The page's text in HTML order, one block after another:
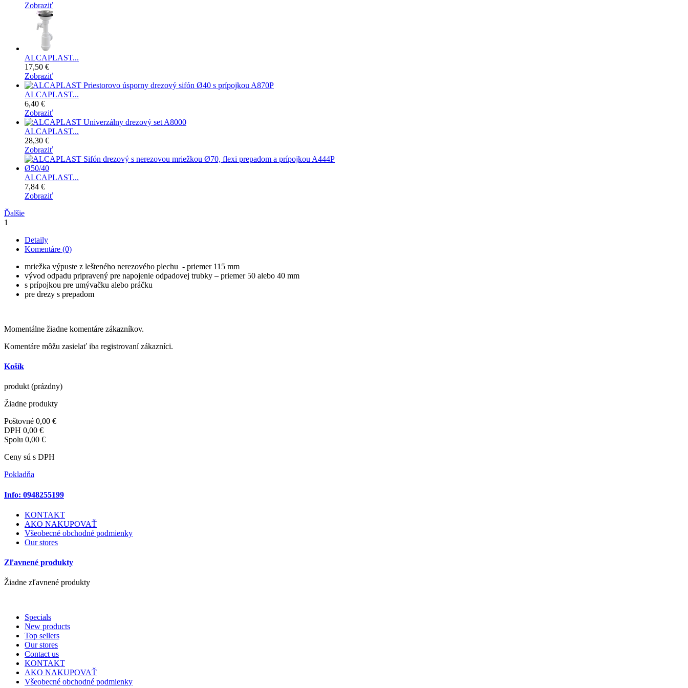
Zobraziť
ALCAPLAST...
17,50 €
Zobraziť
ALCAPLAST...
6,40 €
Zobraziť
ALCAPLAST...
28,30 €
Zobraziť
ALCAPLAST...
7,84 €
Zobraziť
Ďalšie
1
Detaily
Komentáre (0)
mriežka výpuste z lešteného nerezového plechu - priemer 115 mm
vývod odpadu pripravený pre napojenie odpadovej trubky – priemer 50 alebo 40 mm
s prípojkou pre umývačku alebo práčku
pre drezy s prepadom
Momentálne žiadne komentáre zákazníkov.
Komentáre môžu zasielať iba registrovaní zákazníci.
Košík
produkt (prázdny)
Žiadne produkty
Poštovné 0,00 €
DPH 0,00 €
Spolu 0,00 €
Ceny sú s DPH
Pokladňa
Info: 0948255199
KONTAKT
AKO NAKUPOVAŤ
Všeobecné obchodné podmienky
Our stores
Zľavnené produkty
Žiadne zľavnené produkty
Specials
New products
Top sellers
Our stores
Contact us
KONTAKT
AKO NAKUPOVAŤ
Všeobecné obchodné podmienky